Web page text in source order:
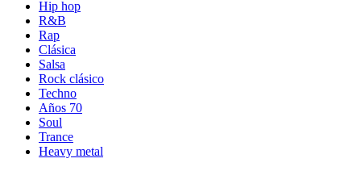
Hip hop
R&B
Rap
Clásica
Salsa
Rock clásico
Techno
Años 70
Soul
Trance
Heavy metal